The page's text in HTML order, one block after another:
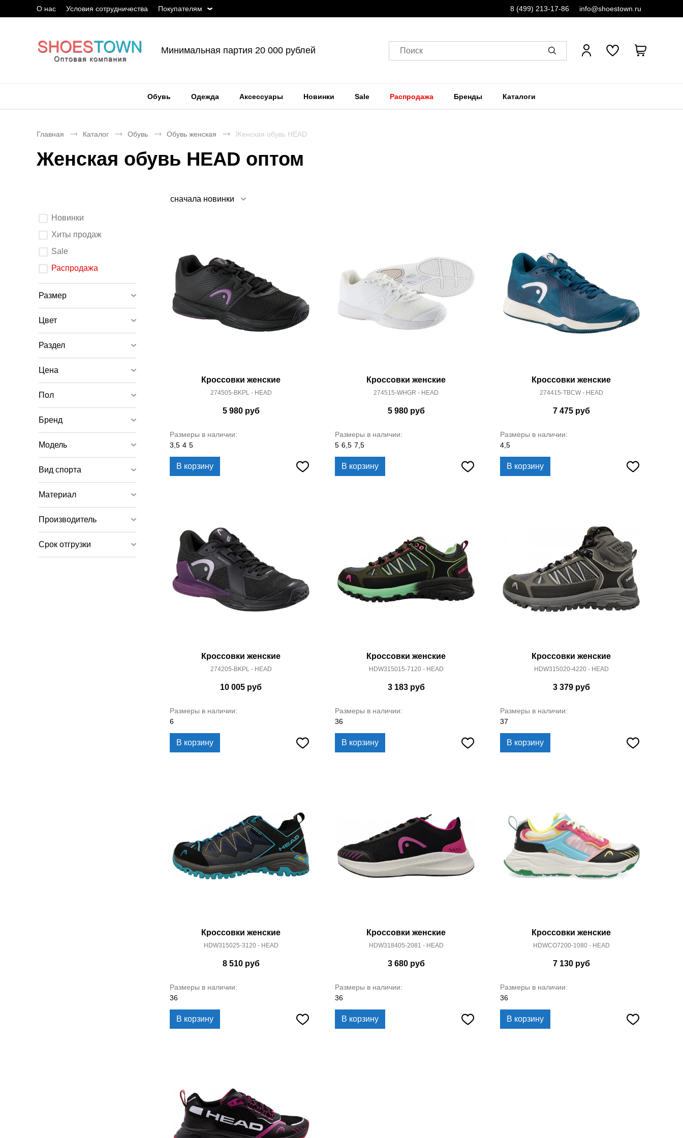
О нас Условия сотрудничества Покупателям 8 (499) 213-17-86 info@shoestown.ru
Минимальная партия 20 000 рублей Поиск
Обувь Одежда Аксессуары Новинки Sale Распродажа Бренды Каталоги
Главная Каталог Обувь Обувь женская Женская обувь HEAD
Женская обувь HEAD оптом
Выберите
параметры
После
изменения
элемента
ввода
обновится.
Новинки
Хиты продаж
Sale
Распродажа
Размер
Цвет
Раздел
Цена
Пол
Бренд
Модель
Вид спорта
Материал
Производитель
Срок отгрузки
сначала новинки
Кроссовки женские
274505-BKPL - HEAD
5 980руб
Размеры в наличии:
3,5 4 5
В корзину
Кроссовки женские
274515-WHGR - HEAD
5 980руб
Размеры в наличии:
5 6,5 7,5
В корзину
Кроссовки женские
274415-TBCW - HEAD
7 475руб
Размеры в наличии:
4,5
В корзину
Кроссовки женские
274205-BKPL - HEAD
10 005 руб
Размеры в наличии:
6
В корзину
Кроссовки женские
HDW315015-7120 - HEAD
3 183руб
Размеры в наличии:
36
В корзину
Кроссовки женские
HDW315020-4220 - HEAD
3 379руб
Размеры в наличии:
37
В корзину
Кроссовки женские
HDW315025-3120 - HEAD
8 510руб
Размеры в наличии:
36
В корзину
Кроссовки женские
HDW318405-2081 - HEAD
3 680руб
Размеры в наличии:
36
В корзину
Кроссовки женские
HDWCO7200-1080 - HEAD
7 130руб
Размеры в наличии:
36
В корзину